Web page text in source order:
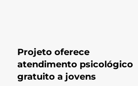
Projeto oferece
atendimento psicológico
gratuito a jovens